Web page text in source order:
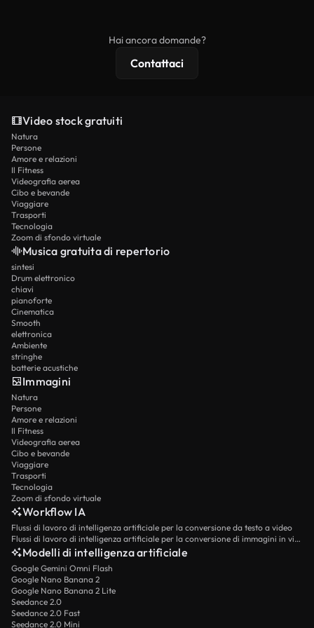
Hai ancora domande?
Contattaci
Video stock gratuiti
Natura
Persone
Amore e relazioni
Il Fitness
Videografia aerea
Cibo e bevande
Viaggiare
Trasporti
Tecnologia
Zoom di sfondo virtuale
Musica gratuita di repertorio
sintesi
Drum elettronico
chiavi
pianoforte
Cinematica
Smooth
elettronica
Ambiente
stringhe
batterie acustiche
Immagini
Natura
Persone
Amore e relazioni
Il Fitness
Videografia aerea
Cibo e bevande
Viaggiare
Trasporti
Tecnologia
Zoom di sfondo virtuale
Workflow IA
Flussi di lavoro di intelligenza artificiale per la conversione da testo a video
Flussi di lavoro di intelligenza artificiale per la conversione di immagini in video
Modelli di intelligenza artificiale
Google Gemini Omni Flash
Google Nano Banana 2
Google Nano Banana 2 Lite
Seedance 2.0
Seedance 2.0 Fast
Seedance 2.0 Mini